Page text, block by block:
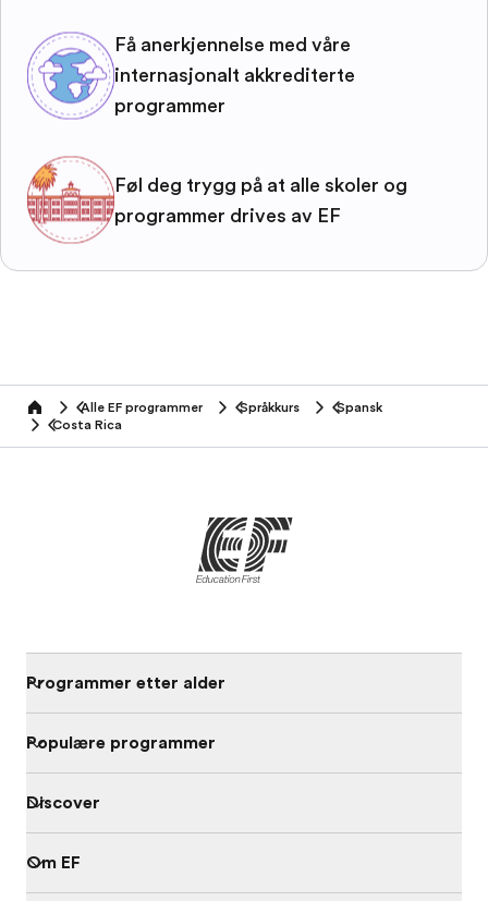
Få anerkjennelse med våre
internasjonalt akkrediterte
programmer
Føl deg trygg på at alle skoler og
programmer drives av EF
home Alle EF programmer Språkkurs
Spansk
Costa Rica
Programmer etter alder
Populære programmer
Discover
Om EF